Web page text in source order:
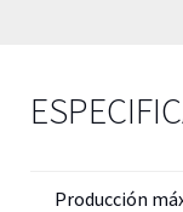
Producción